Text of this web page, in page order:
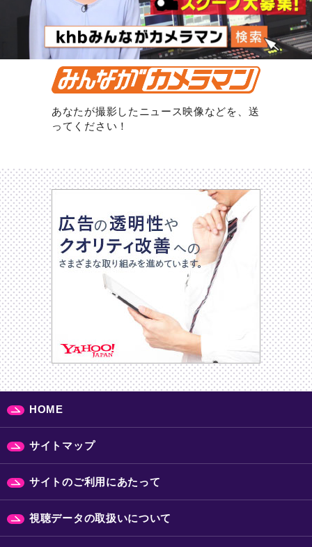
あなたが撮影したニュース映像などを、送
ってください！
HOME
サイトマップ
サイトのご利用にあたって
視聴データの取扱いについて